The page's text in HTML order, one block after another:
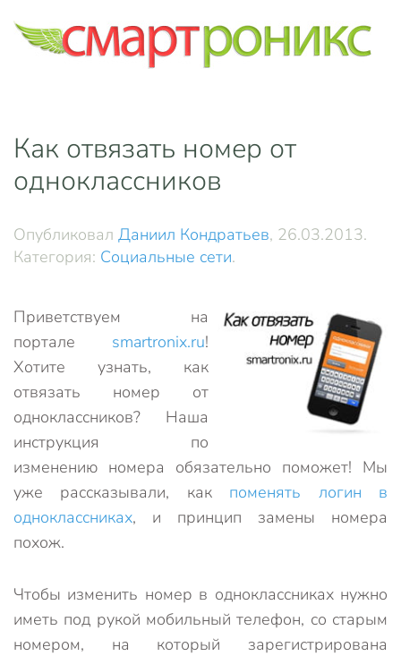
Skip to main content
Как отвязать номер от
одноклассников
Опубликовал Даниил Кондратьев, 26.03.2013.
Категория: Социальные сети.
Приветствуем на
портале smartronix.ru!
Хотите узнать, как
отвязать номер от
одноклассников? Наша
инструкция по
изменению номера обязательно поможет! Мы
уже рассказывали, как поменять логин в
одноклассниках, и принцип замены номера
похож.
Чтобы изменить номер в одноклассниках нужно
иметь под рукой мобильный телефон, со старым
номером, на который зарегистрирована